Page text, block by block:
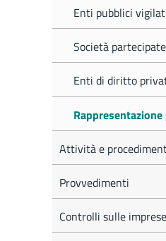
Enti pubblici
Società partecipate
Enti di diritto
Attività e
Provvedimenti
Controlli sulle imprese